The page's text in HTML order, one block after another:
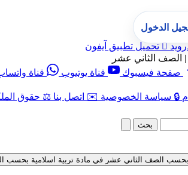
 تحميل تطبيق آيفون
| الصف الثاني عشر
صفحة فيسبوك قناة يوتيوب قناة
🔒 سياسة الخصوصية ✉️ اتصل بنا ⚖️ حقوق
الدخول
بحث
الصف الثاني عشر في مادة تربية اسلامية بحسب الفصل